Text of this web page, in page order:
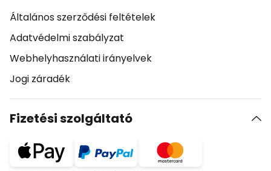
Általános szerződési feltételek
Adatvédelmi szabályzat
Webhelyhasználati irányelvek
Jogi záradék
Fizetési szolgáltató